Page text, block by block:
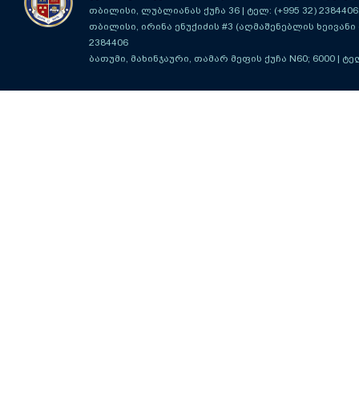
თბილისი, ლუბლიანას ქუჩა 36 | ტელ: (+995 32)
თბილისი, ირინა ენუქიძის #3 (აღმაშენებლის ხეივანი
2384406
ბათუმი, მახინჯაური, თამარ მეფის ქუჩა N60; 6000 |